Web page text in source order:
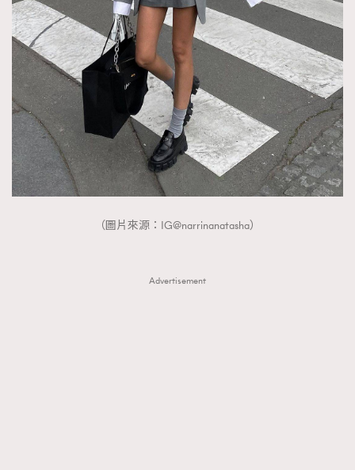
（圖片來源：IG@narrinanatasha）
Advertisement